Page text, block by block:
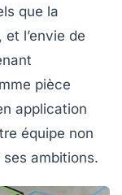
que la
, et l’envie de
pièce
application
équipe non
ambitions.